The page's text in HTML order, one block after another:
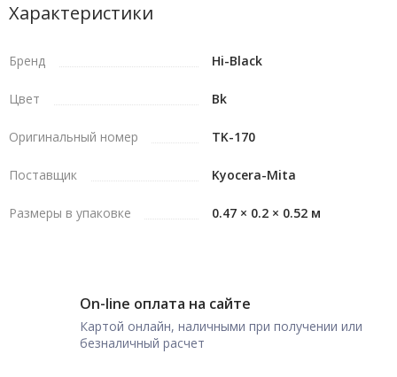
Характеристики
Бренд Hi-Black
Цвет Bk
Оригинальный номер TK-170
Поставщик Kyocera-Mita
Размеры в упаковке 0.47 × 0.2 × 0.52 м
On-line оплата на сайте
Картой онлайн, наличными при получении или
безналичный расчет